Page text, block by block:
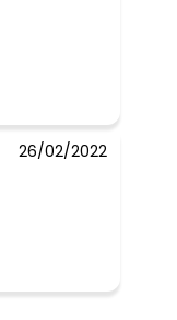
26/02/2022